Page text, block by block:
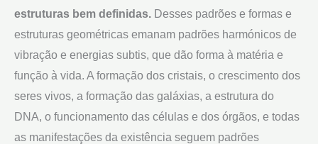
estruturas bem definidas. Desses padrões e formas e
estruturas geométricas emanam padrões harmónicos de
vibração e energias subtis, que dão forma à matéria e
função à vida. A formação dos cristais, o crescimento dos
seres vivos, a formação das galáxias, a estrutura do
DNA, o funcionamento das células e dos órgãos, e todas
as manifestações da existência seguem padrões